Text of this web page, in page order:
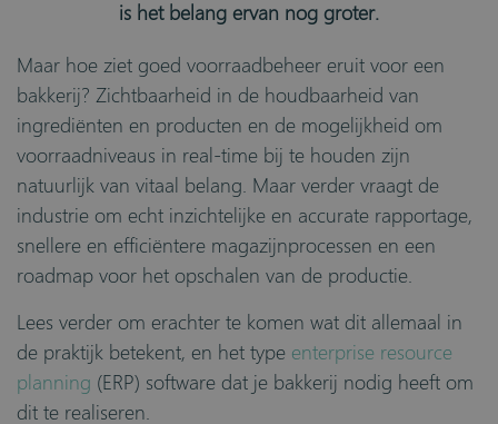
is het belang ervan nog groter.
Maar hoe ziet goed voorraadbeheer eruit voor een
bakkerij? Zichtbaarheid in de houdbaarheid van
ingrediënten en producten en de mogelijkheid om
voorraadniveaus in real-time bij te houden zijn
natuurlijk van vitaal belang. Maar verder vraagt de
industrie om echt inzichtelijke en accurate rapportage,
snellere en efficiëntere magazijnprocessen en een
roadmap voor het opschalen van de productie.
Lees verder om erachter te komen wat dit allemaal in
de praktijk betekent, en het type enterprise resource
planning (ERP) software dat je bakkerij nodig heeft om
dit te realiseren.